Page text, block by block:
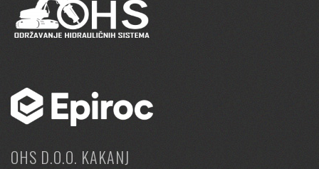
OHS D.O.O. KAKANJ